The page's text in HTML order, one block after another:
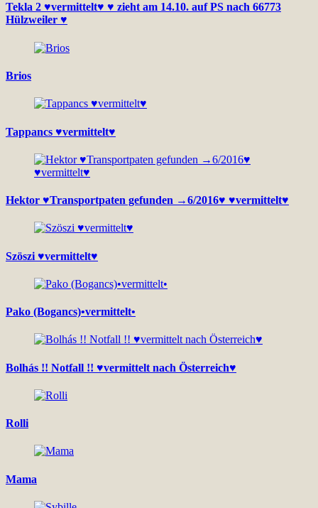
Tekla 2 ♥vermittelt♥ ♥ zieht am 14.10. auf PS nach 66773
Hülzweiler ♥
Brios
Tappancs ♥vermittelt♥
Hektor ♥Transportpaten gefunden →6/2016♥ ♥vermittelt♥
Szöszi ♥vermittelt♥
Pako (Bogancs)•vermittelt•
Bolhás !! Notfall !! ♥vermittelt nach Österreich♥
Rolli
Mama